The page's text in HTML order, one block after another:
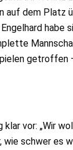
auf dem Platz
habe
getroffen
vor: „Wir
schwer es